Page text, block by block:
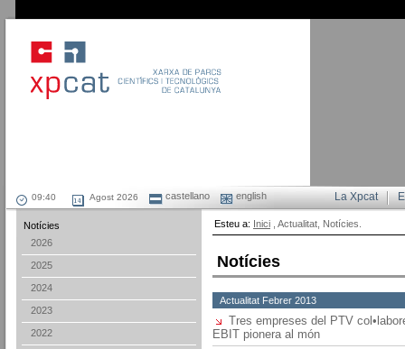
Agost 2026 castellano english La Xpcat
Notícies
2026
2025
2024
2023
2022
Esteu a: Inici , Actualitat, Notícies.
Notícies
Actualitat Febrer 2013
Tres empreses del PTV
EBIT pionera al món